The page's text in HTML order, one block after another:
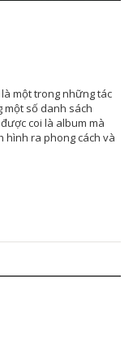
một trong những tác
một số danh sách
coi là album mà
hình ra phong cách và